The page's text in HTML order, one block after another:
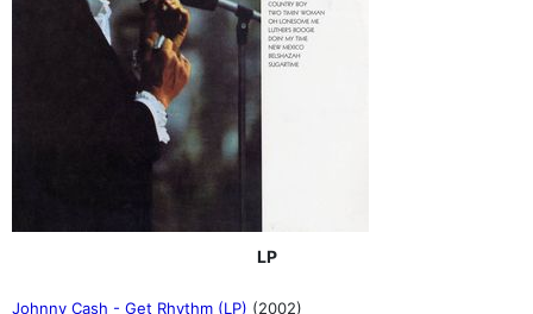
LP
Johnny Cash - Get Rhythm (LP) (2002)